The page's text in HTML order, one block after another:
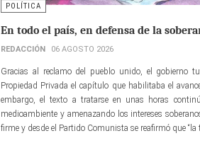
POLÍTICA
En todo el país, en defensa de la
REDACCIÓN 06 AGOSTO 2026
Gracias al reclamo del pueblo unido, el gobierno
Propiedad Privada el capítulo que habilitaba el
embargo, el texto a tratarse en unas horas
medioambiente y amenazando los intereses
firme y desde el Partido Comunista se reafirmó que “la